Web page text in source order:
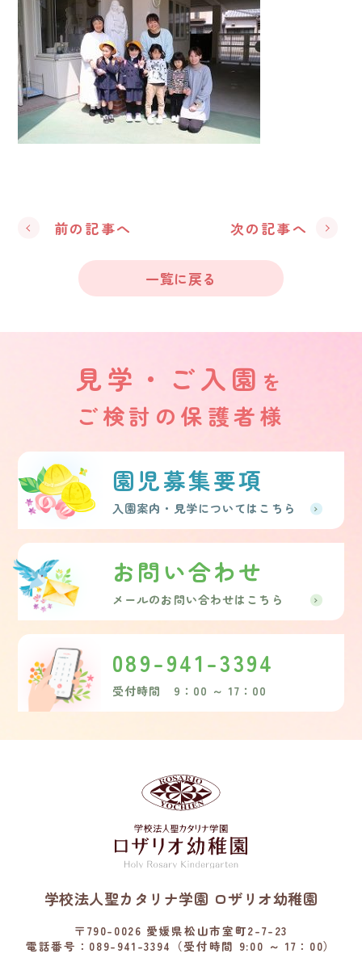
前の記事へ 次の記事へ
一覧に戻る
見学・ご入園 を
ご検討の保護者様
園児募集要項
入園案内・見学についてはこちら
お問い合わせ
メールのお問い合わせはこちら
089-941-3394
受付時間 9：00 ～ 17：00
学校法人聖カタリナ学園 ロザリオ幼稚園
〒790-0026 愛媛県松山市室町2-7-23
電話番号：089-941-3394（受付時間 9:00 ～ 17：00）